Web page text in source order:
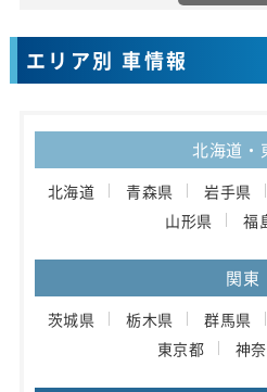
エリア別 車情報
北海道・
北海道 青森県 岩手県
山形県
福
関東
茨城県 栃木県 群馬県
東京都
神